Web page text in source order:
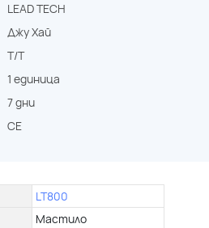
LEAD TECH
Джу Хай
T/T
1 единица
7 дни
CE
LT800
Мастило